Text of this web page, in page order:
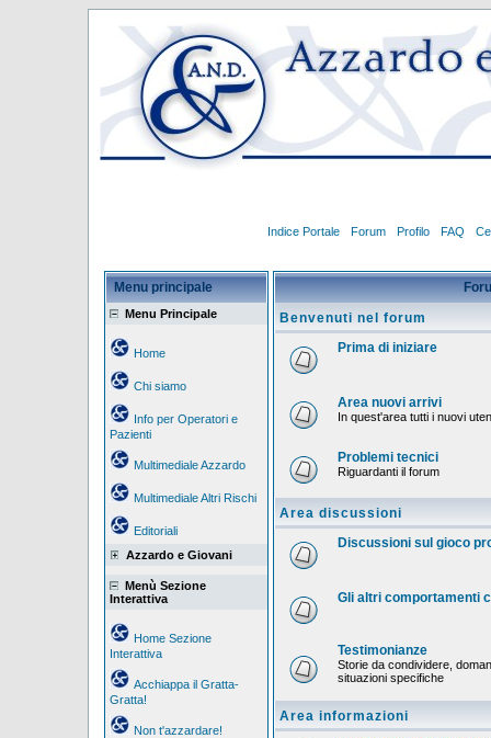
Indice Portale Forum Profilo FAQ
Menu principale
Menu Principale
Home
Chi siamo
Info per Operatori e
Pazienti
Multimediale Azzardo
Multimediale Altri Rischi
Editoriali
Azzardo e Giovani
Menù Sezione
Interattiva
Home Sezione
Interattiva
Acchiappa il Gratta-
Gratta!
Non t'azzardare!
Benvenuti nel forum
Prima di iniziare
Area nuovi arrivi
In quest'area tutti i nuovi
Problemi tecnici
Riguardanti il forum
Area discussioni
Discussioni sul gioco
Gli altri comportamenti
Testimonianze
Storie da condividere,
situazioni specifiche
Area informazioni